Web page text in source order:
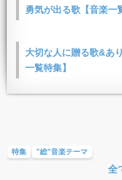
勇気が出る歌【音楽一
大切な人に贈る歌&あ
一覧特集】
特集 "総"音楽テーマ
全